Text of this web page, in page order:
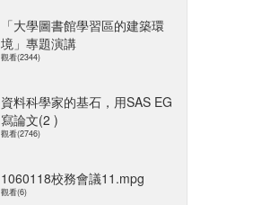
「大學圖書館學習區的建築環
境」專題演講
觀看(2344)
資料科學家的基石，用SAS EG
寫論文(2 )
觀看(2746)
1060118校務會議11.mpg
觀看(6)